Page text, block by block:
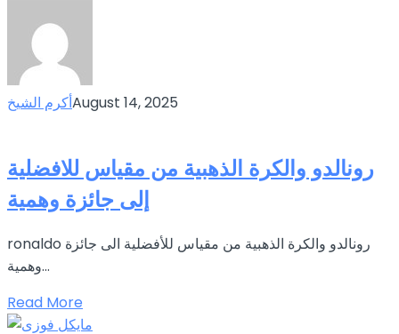
أكرم الشيخAugust 14, 2025
رونالدو والكرة الذهبية من مقياس للافضلية
إلى جائزة وهمية
ronaldo رونالدو والكرة الذهبية من مقياس للأفضلية الى جائزة
وهمية...
Read More